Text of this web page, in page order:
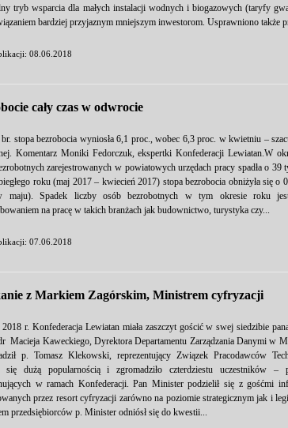
tryb wsparcia dla małych instalacji wodnych i biogazowych (taryfy
bardziej przyjaznym mniejszym inwestorom. Usprawniono także
08.06.2018
cały czas w odwrocie
stopa bezrobocia wyniosła 6,1 proc., wobec 6,3 proc. w kwietniu –
Komentarz Moniki Fedorczuk, ekspertki Konfederacji Lewiatan.W
zarejestrowanych w powiatowych urzędach pracy spadła o
roku (maj 2017 – kwiecień 2017) stopa bezrobocia obniżyła się
maju). Spadek liczby osób bezrobotnych w tym okresie roku
na pracę w takich branżach jak budownictwo, turystyka czy...
07.06.2018
z Markiem Zagórskim, Ministrem cyfryzacji
2018 r. Konfederacja Lewiatan miała zaszczyt gościć w swej siedzibie
Macieja Kaweckiego, Dyrektora Departamentu Zarządzania Danymi w
p. Tomasz Klekowski, reprezentujący Związek Pracodawców
się dużą popularnością i zgromadziło czterdziestu uczestników –
w ramach Konfederacji. Pan Minister podzielił się z gośćmi
przez resort cyfryzacji zarówno na poziomie strategicznym jak i
przedsiębiorców p. Minister odniósł się do kwestii...